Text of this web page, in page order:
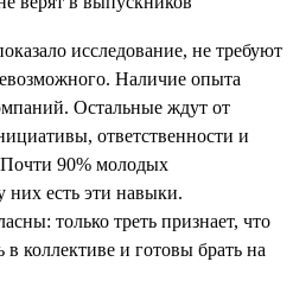
исследование, не требуют
Наличие опыта
Остальные ждут от
ответственности и
Почти 90% молодых
них есть эти навыки.
только треть признает, что
коллективе и готовы брать на